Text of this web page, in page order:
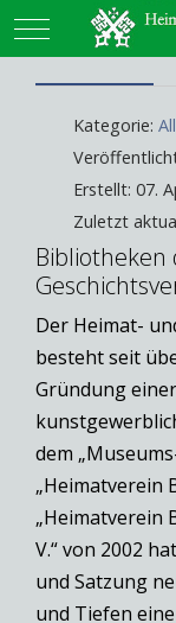
Mobile Menu
Kategorie:
Erstellt: 07.
Zuletzt
Bibliotheken
Der Heimat-
besteht seit
Gründung
dem
„Heimatverein
„Heimatverein
V.“ von 2002
und Satzung
und Tiefen